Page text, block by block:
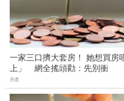
一家三口擠大套房！ 她想買房
上」 網全搖頭勸：先別衝
房產